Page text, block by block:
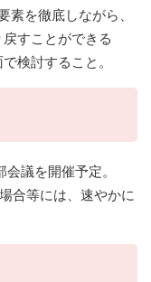
素を徹底しながら、
すことができる
検討すること。
議を開催予定。
合等には、速やかに